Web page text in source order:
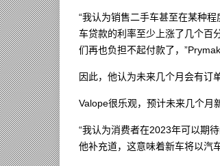
“我认为销售二手车甚至在某种
车贷款的利率至少上涨了几个百
们再也负担不起付款了，”Prymak
因此，他认为未来几个月会有订
Valope很乐观，预计未来几个月
“我认为消费者在2023年可以期
他补充道，这意味着新车将以汽